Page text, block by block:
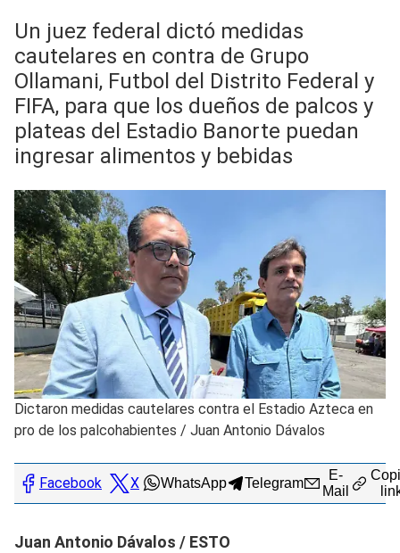
Un juez federal dictó medidas
cautelares en contra de Grupo
Ollamani, Futbol del Distrito Federal y
FIFA, para que los dueños de palcos y
plateas del Estadio Banorte puedan
ingresar alimentos y bebidas
Dictaron medidas cautelares contra el Estadio Azteca en
pro de los palcohabientes / Juan Antonio Dávalos
Facebook X WhatsApp Telegram
E-
Mail
Juan Antonio Dávalos / ESTO